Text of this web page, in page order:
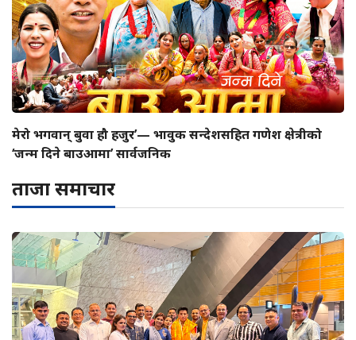
मेरो भगवान् बुवा हौ हजुर’— भावुक सन्देशसहित गणेश क्षेत्रीको
‘जन्म दिने बाउआमा’ सार्वजनिक
ताजा समाचार